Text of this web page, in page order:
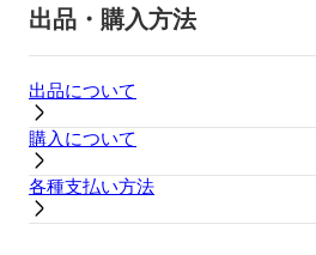
出品・購入方法
出品について
購入について
各種支払い方法